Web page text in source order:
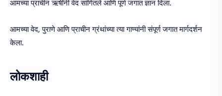
आमच्या प्राचीन ऋषींनी वेद सांगितले आणि पूर्ण जगात ज्ञान दिला.
आमच्या वेद, पुराणे आणि प्राचीन ग्रंथांच्या त्या गाण्यांनी संपूर्ण जगात मार्गदर्शन
केला.
लोकशाही